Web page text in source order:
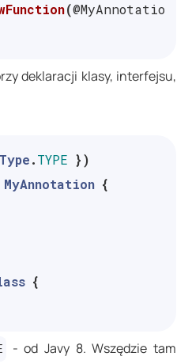
(@MyAnnotation
deklaracji klasy, interfejsu,
.TYPE })
MyAnnotation {
{
- od Javy 8. Wszędzie tam